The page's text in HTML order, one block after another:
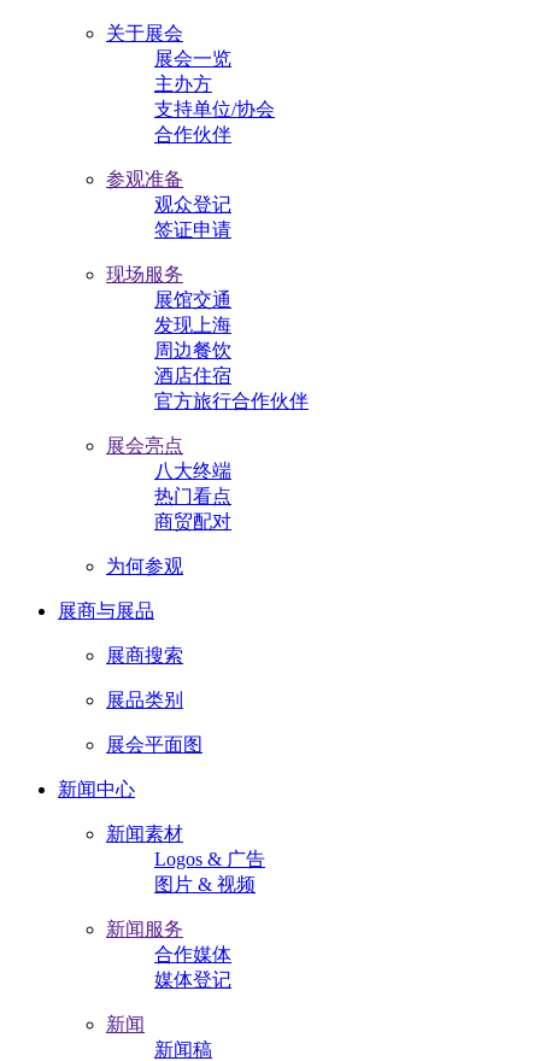
关于展会
展会一览
主办方
支持单位/协会
合作伙伴
参观准备
观众登记
签证申请
现场服务
展馆交通
发现上海
周边餐饮
酒店住宿
官方旅行合作伙伴
展会亮点
八大终端
热门看点
商贸配对
为何参观
展商与展品
展商搜索
展品类别
展会平面图
新闻中心
新闻素材
Logos & 广告
图片 & 视频
新闻服务
合作媒体
媒体登记
新闻
新闻稿